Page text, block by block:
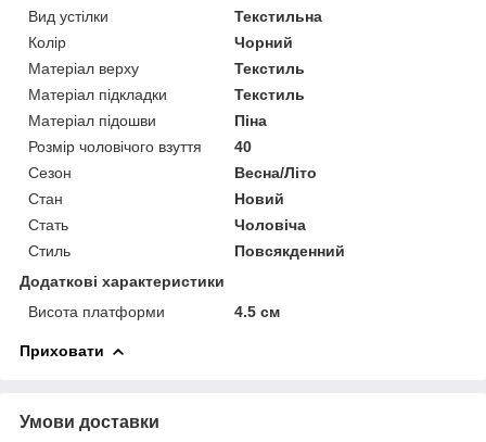
Вид устілки
Текстильна
Колір
Чорний
Матеріал верху
Текстиль
Матеріал підкладки
Текстиль
Матеріал підошви
Піна
Розмір чоловічого взуття
40
Сезон
Весна/Літо
Стан
Новий
Стать
Чоловіча
Стиль
Повсякденний
Додаткові характеристики
Висота платформи
4.5 см
Приховати
Умови доставки